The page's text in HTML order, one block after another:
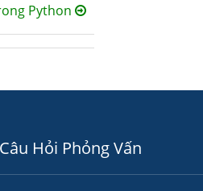
Python
Hỏi Phỏng Vấn